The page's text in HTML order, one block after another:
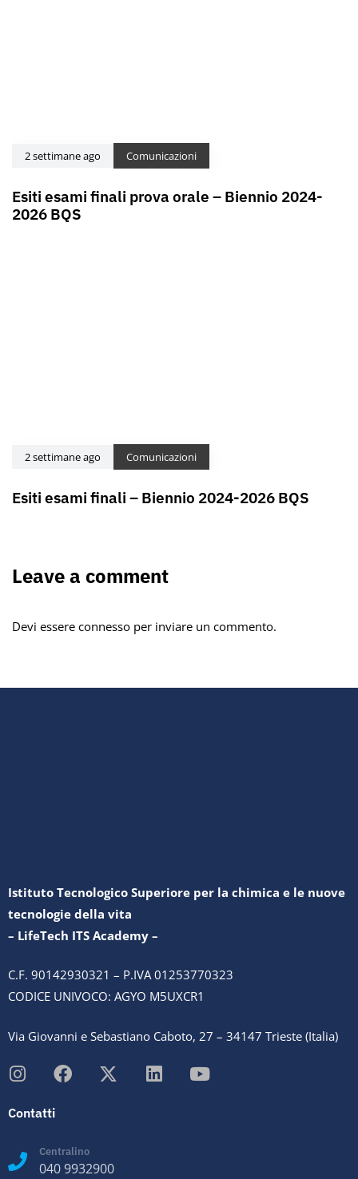
2 settimane ago Comunicazioni
Esiti esami finali prova orale – Biennio 2024-
2026 BQS
2 settimane ago Comunicazioni
Esiti esami finali – Biennio 2024-2026 BQS
Leave a comment
Devi essere connesso per inviare un commento.
Istituto Tecnologico Superiore per la chimica e le nuove
tecnologie della vita
– LifeTech ITS Academy –
C.F. 90142930321 – P.IVA 01253770323
CODICE UNIVOCO: AGYO M5UXCR1
Via Giovanni e Sebastiano Caboto, 27 – 34147 Trieste (Italia)
Contatti
Centralino
040 9932900